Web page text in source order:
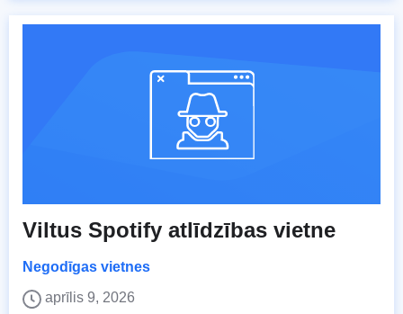
Viltus Spotify atlīdzības vietne
Negodīgas vietnes
aprīlis 9, 2026